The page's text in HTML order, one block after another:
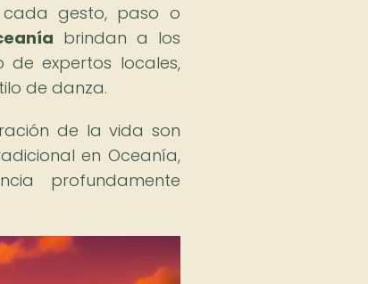
gesto, paso o
brindan a los
expertos locales,
de danza.
de la vida son
en Oceanía,
profundamente